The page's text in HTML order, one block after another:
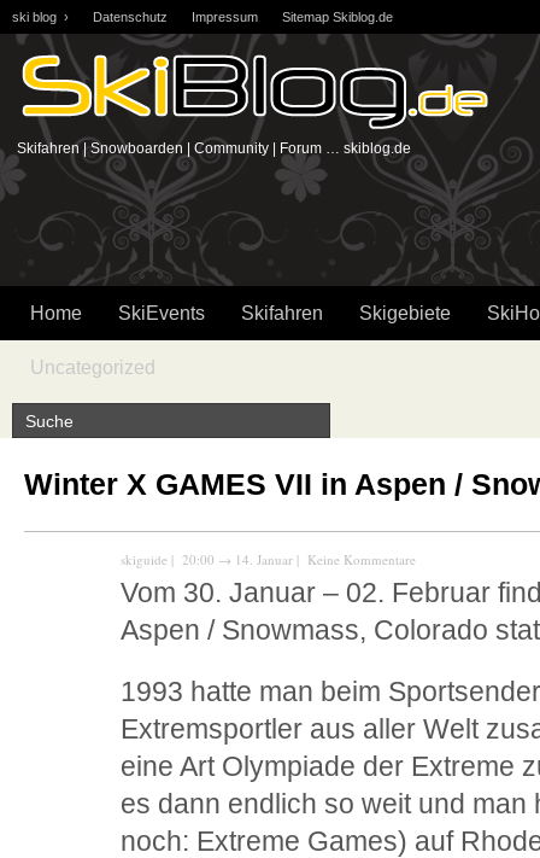
ski blog › Datenschutz Impressum Sitemap Skiblog.de
Skifahren | Snowboarden | Community | Forum … skiblog.de
Home SkiEvents Skifahren Skigebiete
Uncategorized
Winter X GAMES VII in Aspen /
skiguide | 20:00 → 14. Januar | Keine Kommentare
Vom 30. Januar – 02. Februar
Aspen / Snowmass, Colorado
1993 hatte man beim
Extremsportler aus aller Welt
eine Art Olympiade der Extreme
es dann endlich so weit und
noch: Extreme Games) auf